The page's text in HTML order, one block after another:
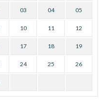
03 04 05
10 11 12
17 18 19
24 25 26